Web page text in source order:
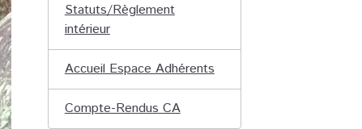
Statuts/Règlement
intérieur
Accueil Espace Adhérents
Compte-Rendus CA